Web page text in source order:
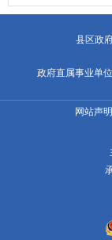
2020年第2期
2020年第1期
县区政
政府直属事业单位
网站声明